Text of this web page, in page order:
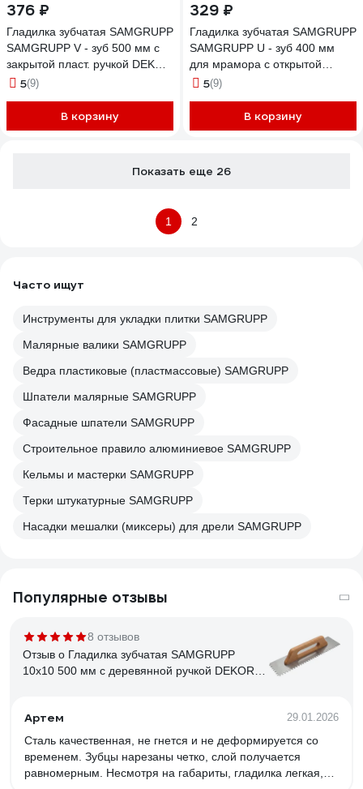
376 ₽
Гладилка зубчатая SAMGRUPP
SAMGRUPP V - зуб 500 мм с
закрытой пласт. ручкой DEKOR
DEK-224
5(9)
В корзину
329 ₽
Гладилка зубчатая SAMGRUPP
SAMGRUPP U - зуб 400 мм
для мрамора с открытой
аллюм. ручкой DEKOR DEK-
5(9)
В корзину
Показать еще 26
1 2
Часто ищут
Инструменты для укладки плитки SAMGRUPP
Малярные валики SAMGRUPP
Ведра пластиковые (пластмассовые) SAMGRUPP
Шпатели малярные SAMGRUPP
Фасадные шпатели SAMGRUPP
Строительное правило алюминиевое SAMGRUPP
Кельмы и мастерки SAMGRUPP
Терки штукатурные SAMGRUPP
Насадки мешалки (миксеры) для дрели SAMGRUPP
Популярные отзывы
8 отзывов
Отзыв о Гладилка зубчатая SAMGRUPP
10х10 500 мм с деревянной ручкой DEKOR
Артем 29.01.2026
Сталь качественная, не гнется и не деформируется со
временем. Зубцы нарезаны четко, слой получается
равномерным. Несмотря на габариты, гладилка легкая,